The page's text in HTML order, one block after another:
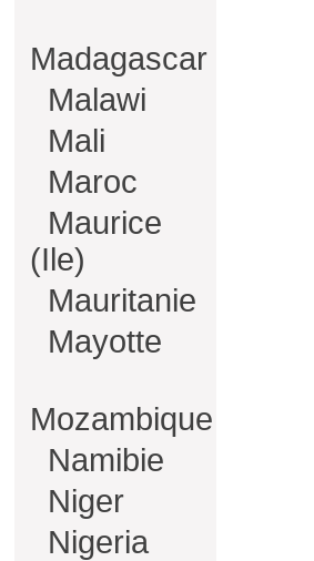
Madagascar
Malawi
Mali
Maroc
Maurice
(Ile)
Mauritanie
Mayotte
Mozambique
Namibie
Niger
Nigeria